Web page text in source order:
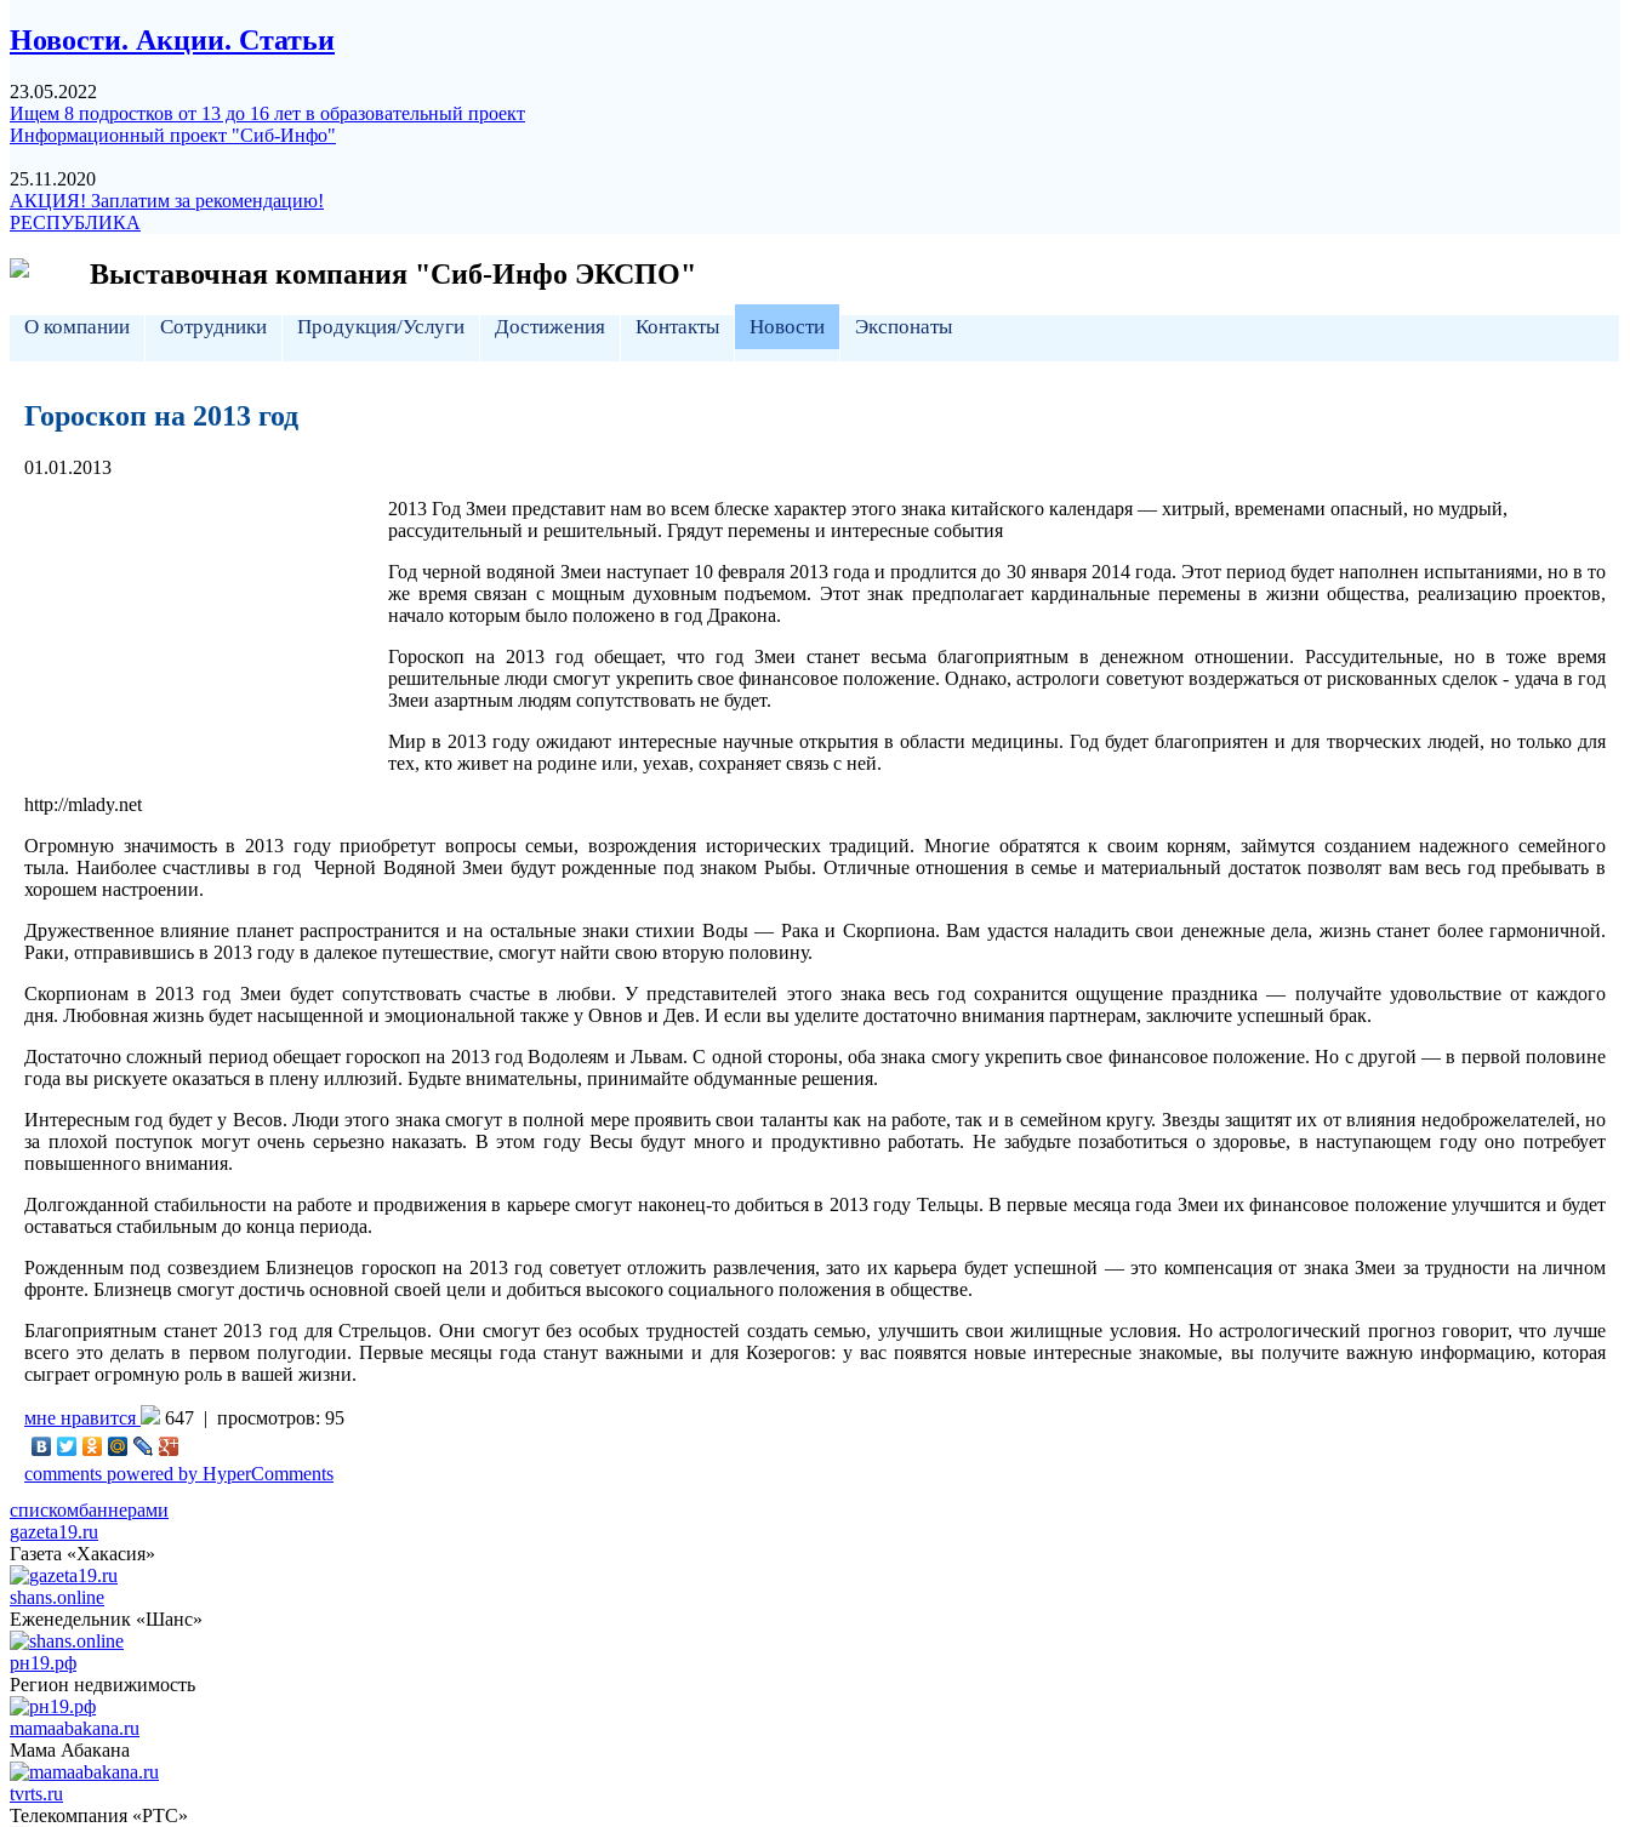
Новости. Акции. Статьи
23.05.2022
Ищем 8 подростков от 13 до 16 лет в образовательный проект
Информационный проект "Сиб-Инфо"
25.11.2020
АКЦИЯ! Заплатим за рекомендацию!
РЕСПУБЛИКА
Выставочная компания "Сиб-Инфо ЭКСПО"
О компании Сотрудники Продукция/Услуги Достижения Контакты Новости Экспонаты
Гороскоп на 2013 год
01.01.2013
2013 Год Змеи представит нам во всем блеске характер этого знака китайского календаря — хитрый, временами опасный, но мудрый,
рассудительный и решительный. Грядут перемены и интересные события
Год черной водяной Змеи наступает 10 февраля 2013 года и продлится до 30 января 2014 года. Этот период будет наполнен испытаниями, но в то
же время связан с мощным духовным подъемом. Этот знак предполагает кардинальные перемены в жизни общества, реализацию проектов,
начало которым было положено в год Дракона.
Гороскоп на 2013 год обещает, что год Змеи станет весьма благоприятным в денежном отношении. Рассудительные, но в тоже время
решительные люди смогут укрепить свое финансовое положение. Однако, астрологи советуют воздержаться от рискованных сделок - удача в год
Змеи азартным людям сопутствовать не будет.
Мир в 2013 году ожидают интересные научные открытия в области медицины. Год будет благоприятен и для творческих людей, но только для
тех, кто живет на родине или, уехав, сохраняет связь с ней.
http://mlady.net
Огромную значимость в 2013 году приобретут вопросы семьи, возрождения исторических традиций. Многие обратятся к своим корням, займутся созданием надежного семейного
тыла. Наиболее счастливы в год Черной Водяной Змеи будут рожденные под знаком Рыбы. Отличные отношения в семье и материальный достаток позволят вам весь год пребывать в
хорошем настроении.
Дружественное влияние планет распространится и на остальные знаки стихии Воды — Рака и Скорпиона. Вам удастся наладить свои денежные дела, жизнь станет более гармоничной.
Раки, отправившись в 2013 году в далекое путешествие, смогут найти свою вторую половину.
Скорпионам в 2013 год Змеи будет сопутствовать счастье в любви. У представителей этого знака весь год сохранится ощущение праздника — получайте удовольствие от каждого
дня. Любовная жизнь будет насыщенной и эмоциональной также у Овнов и Дев. И если вы уделите достаточно внимания партнерам, заключите успешный брак.
Достаточно сложный период обещает гороскоп на 2013 год Водолеям и Львам. С одной стороны, оба знака смогу укрепить свое финансовое положение. Но с другой — в первой половине
года вы рискуете оказаться в плену иллюзий. Будьте внимательны, принимайте обдуманные решения.
Интересным год будет у Весов. Люди этого знака смогут в полной мере проявить свои таланты как на работе, так и в семейном кругу. Звезды защитят их от влияния недоброжелателей, но
за плохой поступок могут очень серьезно наказать. В этом году Весы будут много и продуктивно работать. Не забудьте позаботиться о здоровье, в наступающем году оно потребует
повышенного внимания.
Долгожданной стабильности на работе и продвижения в карьере смогут наконец-то добиться в 2013 году Тельцы. В первые месяца года Змеи их финансовое положение улучшится и будет
оставаться стабильным до конца периода.
Рожденным под созвездием Близнецов гороскоп на 2013 год советует отложить развлечения, зато их карьера будет успешной — это компенсация от знака Змеи за трудности на личном
фронте. Близнецв смогут достичь основной своей цели и добиться высокого социального положения в обществе.
Благоприятным станет 2013 год для Стрельцов. Они смогут без особых трудностей создать семью, улучшить свои жилищные условия. Но астрологический прогноз говорит, что лучше
всего это делать в первом полугодии. Первые месяцы года станут важными и для Козерогов: у вас появятся новые интересные знакомые, вы получите важную информацию, которая
сыграет огромную роль в вашей жизни.
мне нравится 647 | просмотров: 95
comments powered by HyperComments
спискомбаннерами
gazeta19.ru
Газета «Хакасия»
shans.online
Еженедельник «Шанс»
рн19.рф
Регион недвижимость
mamaabakana.ru
Мама Абакана
tvrts.ru
Телекомпания «РТС»